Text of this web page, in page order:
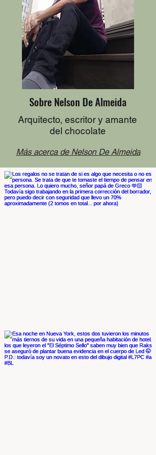
Sobre Nelson De Almeida
Arquitecto, escritor y amante
del chocolate
Más acerca de Nelson De Almeida